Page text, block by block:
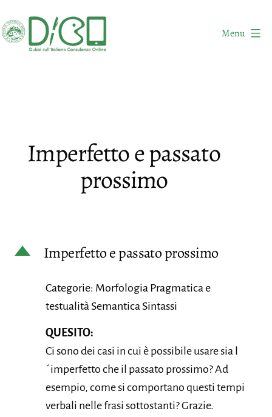
al
contenuto
Online
Menu
Imperfetto e passato
prossimo
D Imperfetto e passato prossimo
Categorie: Morfologia Pragmatica e
testualità Semantica Sintassi
QUESITO:
Ci sono dei casi in cui è possibile usare sia l
´imperfetto che il passato prossimo? Ad
esempio, come si comportano questi tempi
verbali nelle frasi sottostanti? Grazie.